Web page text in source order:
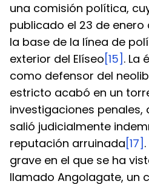
una comisión política,
publicado el 23 de
la base de la línea de
exterior del Elíseo [15] . La
como defensor del
estricto acabó en un
investigaciones penales,
salió judicialmente
reputación arruinada [17]
grave en el que se ha
llamado Angolagate, un